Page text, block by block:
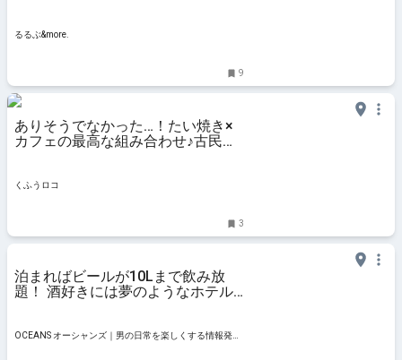
るるぶ&more.
9
ありそうでなかった…！たい焼き×
カフェの最高な組み合わせ♪古民家
か』静岡の暮らしを便利に・楽しく
くふうロコ
3
泊まればビールが10Lまで飲み放
題！ 酒好きには夢のようなホテル
信局
OCEANS オーシャンズ｜男の日常を楽しくする情報発信